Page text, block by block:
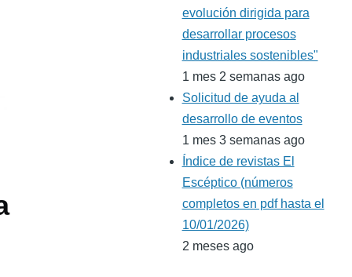
evolución dirigida para
desarrollar procesos
industriales sostenibles"
1 mes 2 semanas ago
Solicitud de ayuda al
desarrollo de eventos
1 mes 3 semanas ago
Índice de revistas El
Escéptico (números
completos en pdf hasta el
10/01/2026)
2 meses ago